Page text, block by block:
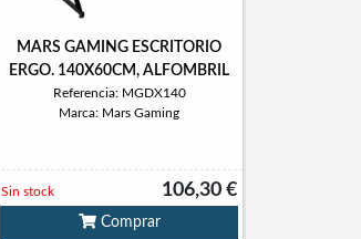
MARS GAMING ESCRITORIO
ERGO. 140X60CM, ALFOMBRIL
Referencia: MGDX140
Marca: Mars Gaming
106,30 €
Sin stock
Comprar